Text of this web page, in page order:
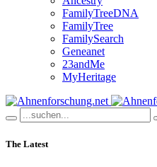
FamilyTreeDNA
FamilyTree
FamilySearch
Geneanet
23andMe
MyHeritage
The Latest